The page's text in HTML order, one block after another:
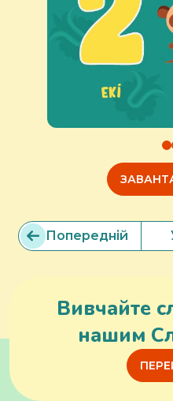
Попередній
Вивчайте
нашим